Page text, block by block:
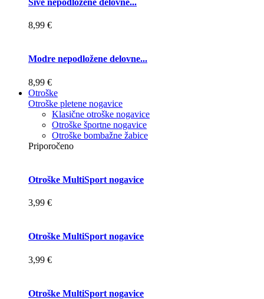
8,99 €
Modre nepodložene delovne...
8,99 €
Otroške
Otroške pletene nogavice
Klasične otroške nogavice
Otroške športne nogavice
Otroške bombažne žabice
Priporočeno
Otroške MultiSport nogavice
3,99 €
Otroške MultiSport nogavice
3,99 €
Otroške MultiSport nogavice